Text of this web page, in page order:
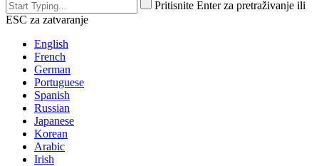
Pritisnite Enter za pretraživanje ili
ESC za zatvaranje
English
French
German
Portuguese
Spanish
Russian
Japanese
Korean
Arabic
Irish